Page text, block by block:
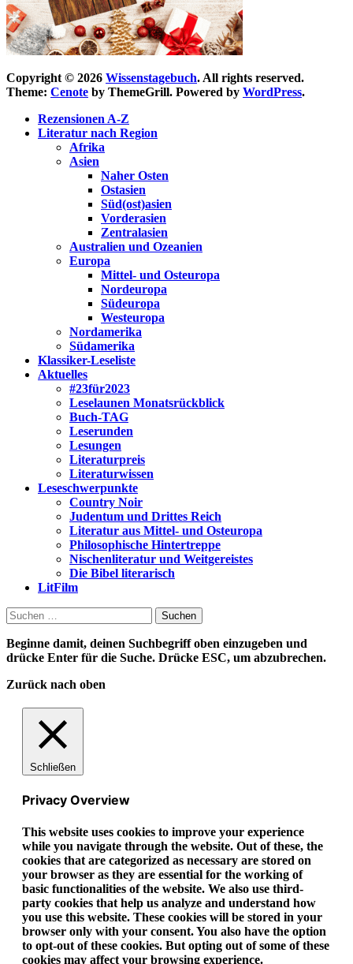
Copyright © 2026 Wissenstagebuch. All rights reserved.
Theme: Cenote by ThemeGrill. Powered by WordPress.
Rezensionen A-Z
Literatur nach Region
Afrika
Asien
Naher Osten
Ostasien
Süd(ost)asien
Vorderasien
Zentralasien
Australien und Ozeanien
Europa
Mittel- und Osteuropa
Nordeuropa
Südeuropa
Westeuropa
Nordamerika
Südamerika
Klassiker-Leseliste
Aktuelles
#23für2023
Leselaunen Monatsrückblick
Buch-TAG
Leserunden
Lesungen
Literaturpreis
Literaturwissen
Leseschwerpunkte
Country Noir
Judentum und Drittes Reich
Literatur aus Mittel- und Osteuropa
Philosophische Hintertreppe
Nischenliteratur und Weitgereistes
Die Bibel literarisch
LitFilm
Suchen
nach:
Beginne damit, deinen Suchbegriff oben einzugeben und
drücke Enter für die Suche. Drücke ESC, um abzubrechen.
Zurück nach oben
Schließen
Privacy Overview
This website uses cookies to improve your experience
while you navigate through the website. Out of these, the
cookies that are categorized as necessary are stored on
your browser as they are essential for the working of
basic functionalities of the website. We also use third-
party cookies that help us analyze and understand how
you use this website. These cookies will be stored in your
browser only with your consent. You also have the option
to opt-out of these cookies. But opting out of some of these
cookies may affect your browsing experience.